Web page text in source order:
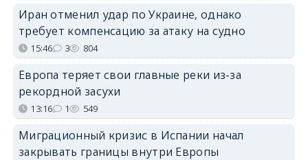
Иран отменил удар по Украине, однако
требует компенсацию за атаку на судно
15:46 3 804
Европа теряет свои главные реки из-за
рекордной засухи
13:16 1 549
Миграционный кризис в Испании начал
закрывать границы внутри Европы